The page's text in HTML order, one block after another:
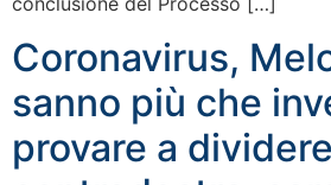
Coronavirus,
sanno più che
provare a dividere